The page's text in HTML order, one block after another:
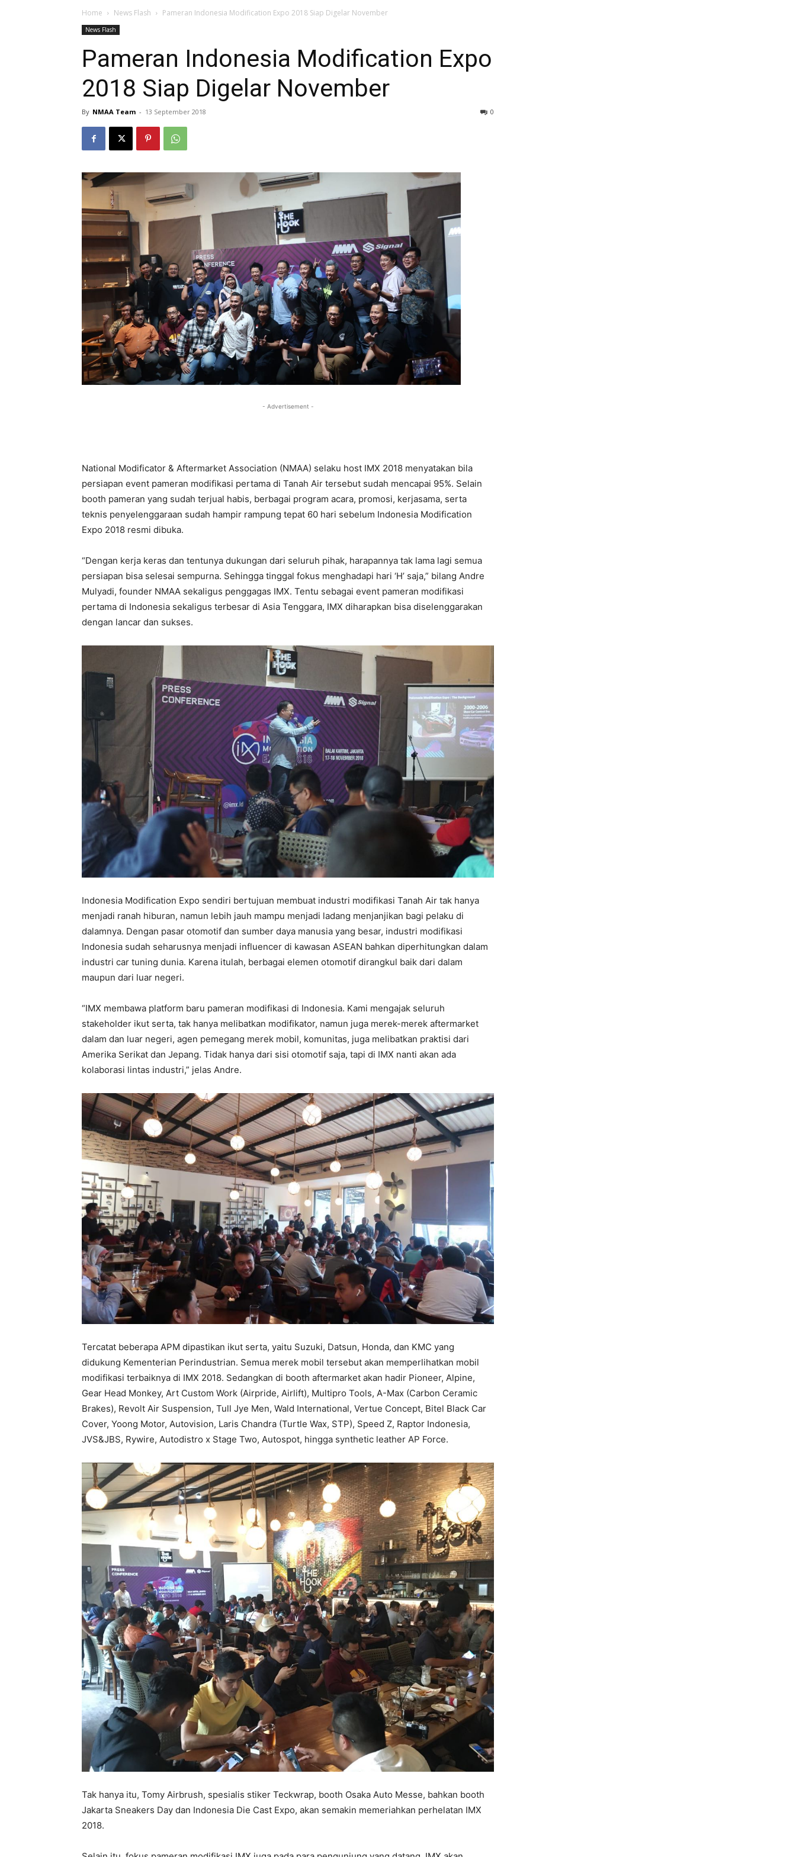
Home News Flash Pameran Indonesia Modification Expo 2018 Siap Digelar November
News Flash
Pameran Indonesia Modification Expo
2018 Siap Digelar November
By NMAA Team - 13 September 2018 0
- Advertisement -
National Modificator & Aftermarket Association (NMAA) selaku host IMX 2018 menyatakan bila
persiapan event pameran modifikasi pertama di Tanah Air tersebut sudah mencapai 95%. Selain
booth pameran yang sudah terjual habis, berbagai program acara, promosi, kerjasama, serta
teknis penyelenggaraan sudah hampir rampung tepat 60 hari sebelum Indonesia Modification
Expo 2018 resmi dibuka.
“Dengan kerja keras dan tentunya dukungan dari seluruh pihak, harapannya tak lama lagi semua
persiapan bisa selesai sempurna. Sehingga tinggal fokus menghadapi hari ‘H’ saja,” bilang Andre
Mulyadi, founder NMAA sekaligus penggagas IMX. Tentu sebagai event pameran modifikasi
pertama di Indonesia sekaligus terbesar di Asia Tenggara, IMX diharapkan bisa diselenggarakan
dengan lancar dan sukses.
Indonesia Modification Expo sendiri bertujuan membuat industri modifikasi Tanah Air tak hanya
menjadi ranah hiburan, namun lebih jauh mampu menjadi ladang menjanjikan bagi pelaku di
dalamnya. Dengan pasar otomotif dan sumber daya manusia yang besar, industri modifikasi
Indonesia sudah seharusnya menjadi influencer di kawasan ASEAN bahkan diperhitungkan dalam
industri car tuning dunia. Karena itulah, berbagai elemen otomotif dirangkul baik dari dalam
maupun dari luar negeri.
“IMX membawa platform baru pameran modifikasi di Indonesia. Kami mengajak seluruh
stakeholder ikut serta, tak hanya melibatkan modifikator, namun juga merek-merek aftermarket
dalam dan luar negeri, agen pemegang merek mobil, komunitas, juga melibatkan praktisi dari
Amerika Serikat dan Jepang. Tidak hanya dari sisi otomotif saja, tapi di IMX nanti akan ada
kolaborasi lintas industri,” jelas Andre.
Tercatat beberapa APM dipastikan ikut serta, yaitu Suzuki, Datsun, Honda, dan KMC yang
didukung Kementerian Perindustrian. Semua merek mobil tersebut akan memperlihatkan mobil
modifikasi terbaiknya di IMX 2018. Sedangkan di booth aftermarket akan hadir Pioneer, Alpine,
Gear Head Monkey, Art Custom Work (Airpride, Airlift), Multipro Tools, A-Max (Carbon Ceramic
Brakes), Revolt Air Suspension, Tull Jye Men, Wald International, Vertue Concept, Bitel Black Car
Cover, Yoong Motor, Autovision, Laris Chandra (Turtle Wax, STP), Speed Z, Raptor Indonesia,
JVS&JBS, Rywire, Autodistro x Stage Two, Autospot, hingga synthetic leather AP Force.
Tak hanya itu, Tomy Airbrush, spesialis stiker Teckwrap, booth Osaka Auto Messe, bahkan booth
Jakarta Sneakers Day dan Indonesia Die Cast Expo, akan semakin memeriahkan perhelatan IMX
2018.